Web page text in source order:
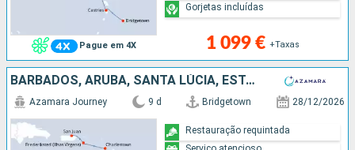
Pague em 4X 1 099 € +Taxas
Gorjetas incluídas
BARBADOS, ARUBA, SANTA LÚCIA, ESTADOS UNIDOS, PORTO RICO
Azamara Journey 9 d Bridgetown 28/12/2026
Restauração requintada